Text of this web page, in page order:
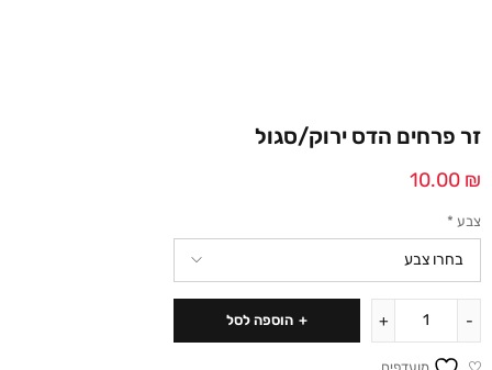
זר פרחים הדס ירוק/סגול
10.00 ₪
צבע *
הוספה לסל